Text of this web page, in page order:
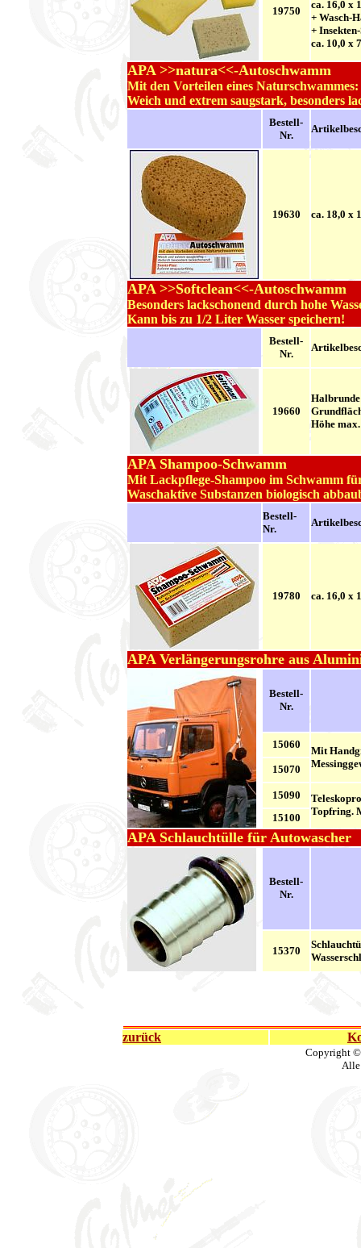
19750
ca. 16,0 x
+ Wasch-
+
ca. 10,0 x
APA >>natura<<-Autoschwamm
Mit den Vorteilen eines Naturschwammes:
Weich und extrem saugstark, besonders
Bestell-
Nr.
19630 ca. 18,0 x
APA >>Softclean<<-Autoschwamm
Besonders lackschonend durch hohe
Kann bis zu 1/2 Liter Wasser speichern!
Bestell-
Nr.
19660
Höhe
APA Shampoo-Schwamm
Mit Lackpflege-Shampoo im Schwamm
Waschaktive Substanzen biologisch
Bestell-
Nr.
19780 ca. 16,0 x
APA Verlängerungsrohre aus
Bestell-
Nr.
15060
Mit
15070
15090
Topfring.
15100
APA Schlauchtülle für Autowascher
Bestell-
Nr.
15370
zurück
Copyright
Alle